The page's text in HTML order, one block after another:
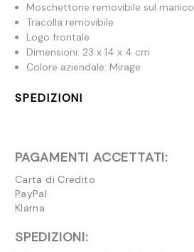
Moschettone removibile sul manico
Tracolla removibile
Logo frontale
Dimensioni: 23 x 14 x 4 cm
Colore aziendale: Mirage
SPEDIZIONI
PAGAMENTI ACCETTATI:
Carta di Credito
PayPal
Klarna
SPEDIZIONI: